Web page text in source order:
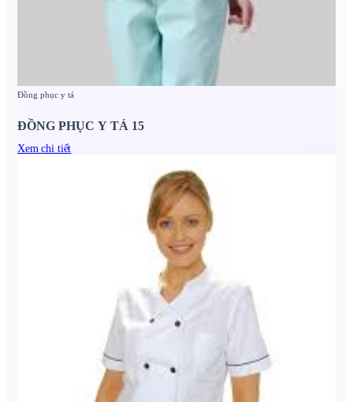
Đồng phục y tá
ĐỒNG PHỤC Y TÁ 15
Xem chi tiết